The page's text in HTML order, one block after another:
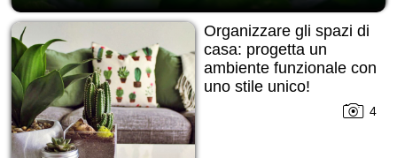
Organizzare gli spazi di
casa: progetta un
ambiente funzionale con
uno stile unico!
4